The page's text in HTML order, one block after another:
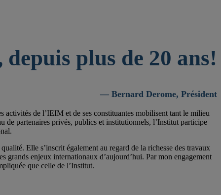
plus de 20 ans!
— Bernard Derome, Président
activités de l’IEIM et de ses constituantes mobilisent tant le milieu
de partenaires privés, publics et institutionnels, l’Institut participe
Elle s’inscrit également au regard de la richesse des travaux
grands enjeux internationaux d’aujourd’hui. Par mon engagement
que celle de l’Institut.